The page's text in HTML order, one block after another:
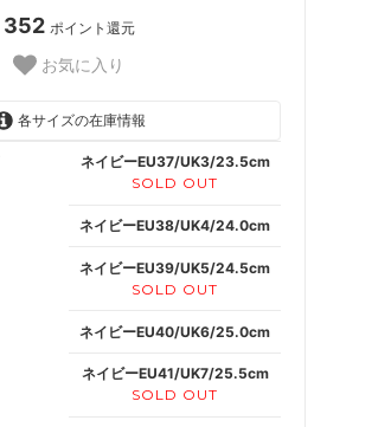
352 ポイント還元
お気に入り
各サイズの在庫情報
ネイビーEU37/UK3/23.5cm
SOLD OUT
ネイビーEU38/UK4/24.0cm
ネイビーEU39/UK5/24.5cm
SOLD OUT
ネイビーEU40/UK6/25.0cm
ネイビーEU41/UK7/25.5cm
SOLD OUT